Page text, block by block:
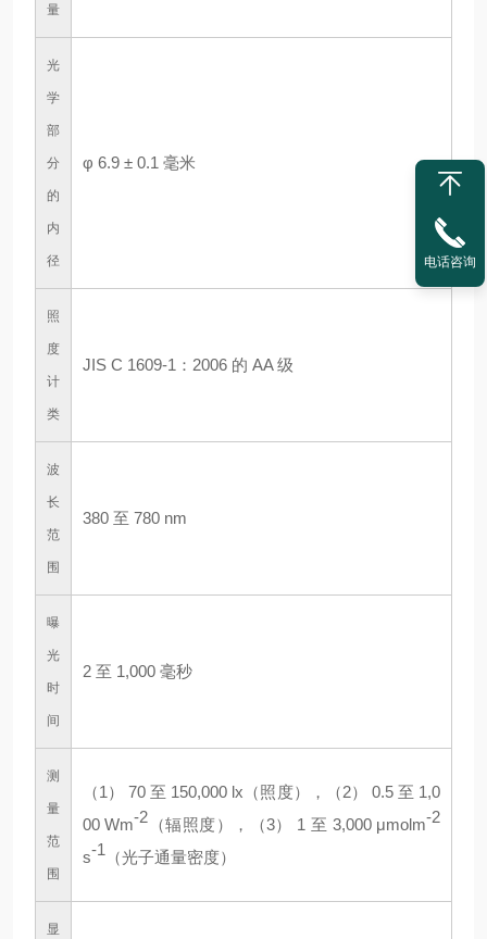
量
光
学
部
分
的
内
径
φ 6.9 ± 0.1 毫米
照
度
计
类
JIS C 1609-1：2006 的 AA 级
波
长
范
围
380 至 780 nm
曝
光
时
间
2 至 1,000 毫秒
测
量
范
围
（1） 70 至 150,000 lx（照度），（2） 0.5 至 1,0
00 Wm-2 （辐照度），（3） 1 至 3,000 μmolm-2
s-1 （光子通量密度）
显
电话咨询